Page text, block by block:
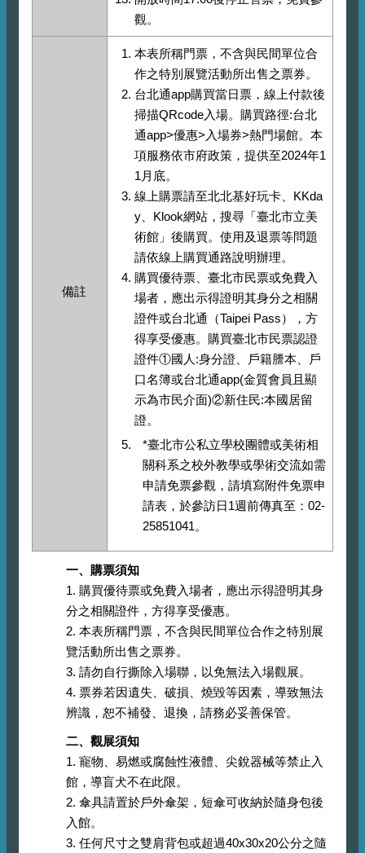
觀。
備註
本表所稱門票，不含與民間單位合
作之特別展覽活動所出售之票券。
台北通app購買當日票，線上付款後
掃描QRcode入場。購買路徑:台北
通app>優惠>入場券>熱門場館。本
項服務依市府政策，提供至2024年1
1月底。
線上購票請至北北基好玩卡、KKda
y、Klook網站，搜尋「臺北市立美
術館」後購買。使用及退票等問題
請依線上購買通路說明辦理。
購買優待票、臺北市民票或免費入
場者，應出示得證明其身分之相關
證件或台北通（Taipei Pass），方
得享受優惠。購買臺北市民票認證
證件①國人:身分證、戶籍謄本、戶
口名簿或台北通app(金質會員且顯
示為市民介面)②新住民:本國居留
證。
*臺北市公私立學校團體或美術相
關科系之校外教學或學術交流如需
申請免票參觀，請填寫附件免票申
請表，於參訪日1週前傳真至：02-
25851041。
一、購票須知
1. 購買優待票或免費入場者，應出示得證明其身
分之相關證件，方得享受優惠。
2. 本表所稱門票，不含與民間單位合作之特別展
覽活動所出售之票券。
3. 請勿自行撕除入場聯，以免無法入場觀展。
4. 票券若因遺失、破損、燒毀等因素，導致無法
辨識，恕不補發、退換，請務必妥善保管。
二、觀展須知
1. 寵物、易燃或腐蝕性液體、尖銳器械等禁止入
館，導盲犬不在此限。
2. 傘具請置於戶外傘架，短傘可收納於隨身包後
入館。
3. 任何尺寸之雙肩背包或超過40x30x20公分之隨